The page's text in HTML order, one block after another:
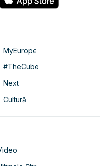
MyEurope
#TheCube
Next
Cultură